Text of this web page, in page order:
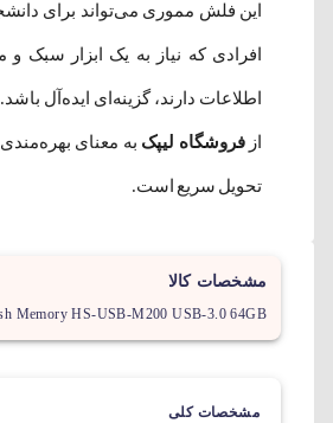
این فلش مموری می‌تواند برای
افرادی که نیاز به یک ابزار سبک
اطلاعات دارند، گزینه‌ای ایده‌آل
ازفروشگاه لیپک به معنای
تحویل سریع است.
مشخصات کالا
Memory HS-USB-M200 USB-3.0 64GB
مشخصات کلی